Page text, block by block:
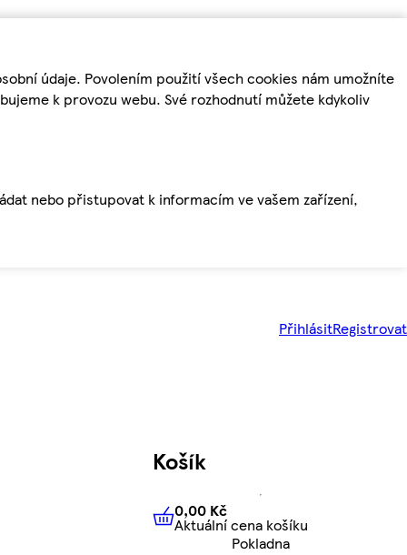
údaje. Povolením použití všech cookies nám umožníte
k provozu webu. Své rozhodnutí můžete kdykoliv
nebo přistupovat k informacím ve vašem zařízení,
PřihlásitRegistrovat
Košík
0,00 KčAktuální cena košíku
0,00 Kč
Aktuální cena košíku
Pokladna